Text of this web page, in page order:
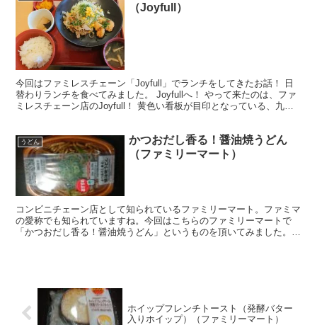
（Joyfull）
今回はファミレスチェーン「Joyfull」でランチをしてきたお話！ 日
替わりランチを食べてみました。 Joyfullへ！ やって来たのは、ファ
ミレスチェーン店のJoyfull！ 黄色い看板が目印となっている、九州
うどん
かつおだし香る！醤油焼うどん
（ファミリーマート）
コンビニチェーン店として知られているファミリーマート。ファミマ
の愛称でも知られていますね。今回はこちらのファミリーマートで
「かつおだし香る！醤油焼うどん」というものを頂いてみました。か
ホイップフレンチトースト（発酵バター
入りホイップ）（ファミリーマート）